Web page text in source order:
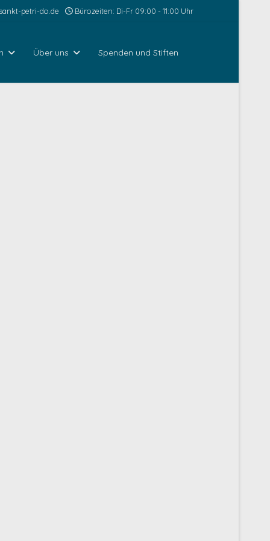
petri-do.de Bürozeiten: Di-Fr 09:00 - 11:00 Uhr
Über uns Spenden und Stiften